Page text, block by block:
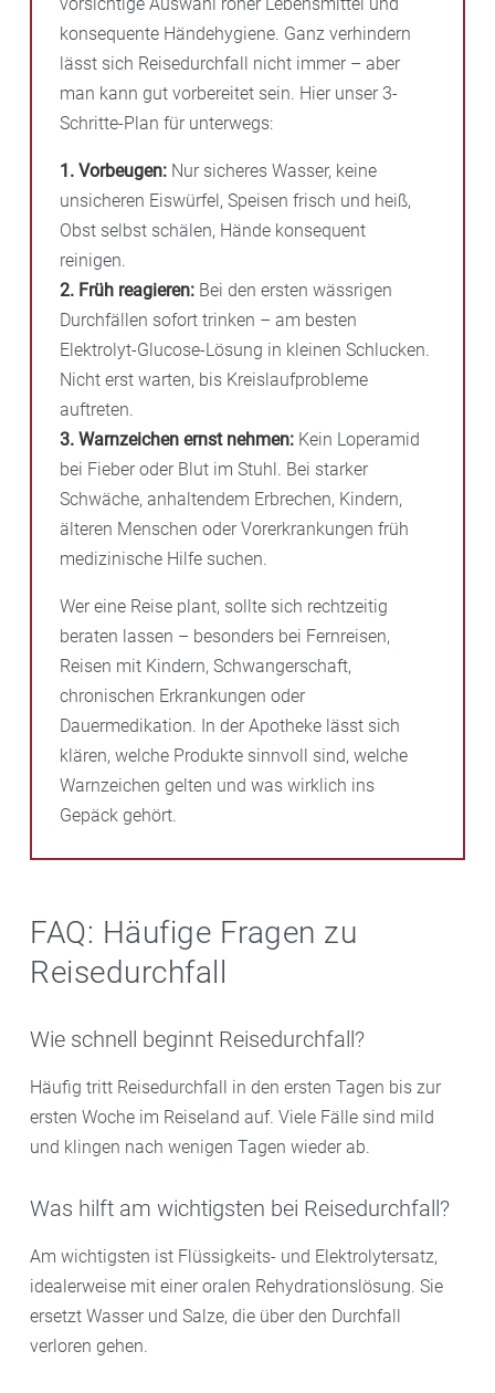
konsequente Händehygiene. Ganz verhindern
lässt sich Reisedurchfall nicht immer – aber
man kann gut vorbereitet sein. Hier unser 3-
Schritte-Plan für unterwegs:
1. Vorbeugen: Nur sicheres Wasser, keine
unsicheren Eiswürfel, Speisen frisch und heiß,
Obst selbst schälen, Hände konsequent
reinigen.
2. Früh reagieren: Bei den ersten wässrigen
Durchfällen sofort trinken – am besten
Elektrolyt-Glucose-Lösung in kleinen Schlucken.
Nicht erst warten, bis Kreislaufprobleme
auftreten.
3. Warnzeichen ernst nehmen: Kein Loperamid
bei Fieber oder Blut im Stuhl. Bei starker
Schwäche, anhaltendem Erbrechen, Kindern,
älteren Menschen oder Vorerkrankungen früh
medizinische Hilfe suchen.
Wer eine Reise plant, sollte sich rechtzeitig
beraten lassen – besonders bei Fernreisen,
Reisen mit Kindern, Schwangerschaft,
chronischen Erkrankungen oder
Dauermedikation. In der Apotheke lässt sich
klären, welche Produkte sinnvoll sind, welche
Warnzeichen gelten und was wirklich ins
Gepäck gehört.
FAQ: Häufige Fragen zu
Reisedurchfall
Wie schnell beginnt Reisedurchfall?
Häufig tritt Reisedurchfall in den ersten Tagen bis zur
ersten Woche im Reiseland auf. Viele Fälle sind mild
und klingen nach wenigen Tagen wieder ab.
Was hilft am wichtigsten bei Reisedurchfall?
Am wichtigsten ist Flüssigkeits- und Elektrolytersatz,
idealerweise mit einer oralen Rehydrationslösung. Sie
ersetzt Wasser und Salze, die über den Durchfall
verloren gehen.